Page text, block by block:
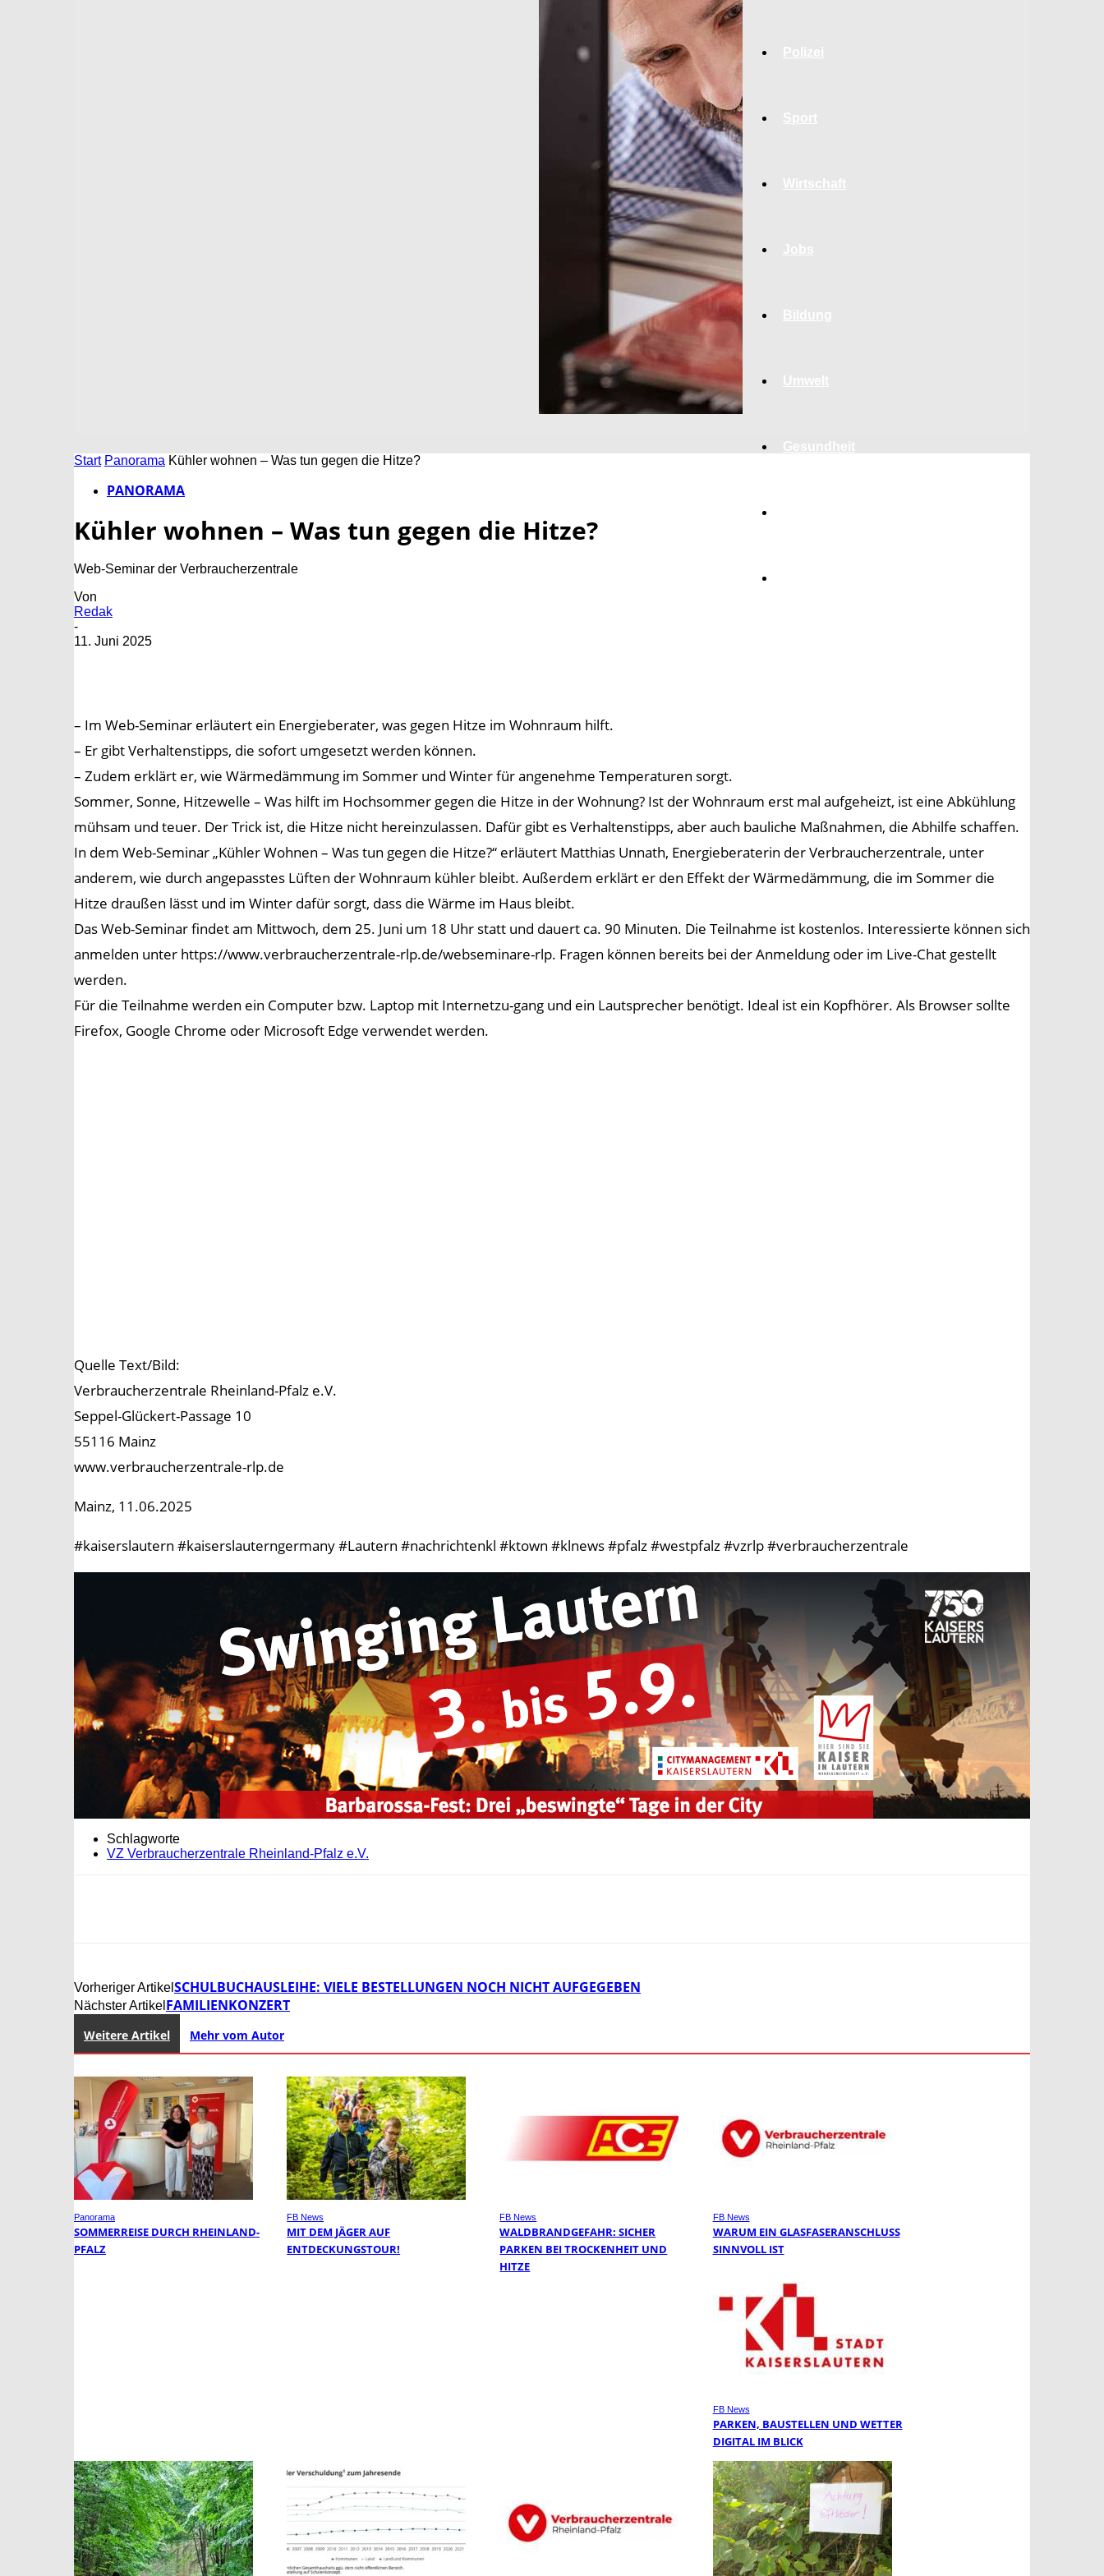
Gesundheit
Start Panorama Kühler wohnen – Was tun gegen die Hitze?
PANORAMA
Kühler wohnen – Was tun gegen die Hitze?
Web-Seminar der Verbraucherzentrale
Von
Redak
-
11. Juni 2025
– Im Web-Seminar erläutert ein Energieberater, was gegen Hitze im Wohnraum hilft.
– Er gibt Verhaltenstipps, die sofort umgesetzt werden können.
– Zudem erklärt er, wie Wärmedämmung im Sommer und Winter für angenehme Temperaturen sorgt.
Sommer, Sonne, Hitzewelle – Was hilft im Hochsommer gegen die Hitze in der Wohnung? Ist der Wohnraum erst mal aufgeheizt, ist eine Abkühlung
mühsam und teuer. Der Trick ist, die Hitze nicht hereinzulassen. Dafür gibt es Verhaltenstipps, aber auch bauliche Maßnahmen, die Abhilfe schaffen.
In dem Web-Seminar „Kühler Wohnen – Was tun gegen die Hitze?“ erläutert Matthias Unnath, Energieberaterin der Verbraucherzentrale, unter
anderem, wie durch angepasstes Lüften der Wohnraum kühler bleibt. Außerdem erklärt er den Effekt der Wärmedämmung, die im Sommer die
Hitze draußen lässt und im Winter dafür sorgt, dass die Wärme im Haus bleibt.
Das Web-Seminar findet am Mittwoch, dem 25. Juni um 18 Uhr statt und dauert ca. 90 Minuten. Die Teilnahme ist kostenlos. Interessierte können sich
anmelden unter https://www.verbraucherzentrale-rlp.de/webseminare-rlp. Fragen können bereits bei der Anmeldung oder im Live-Chat gestellt
werden.
Für die Teilnahme werden ein Computer bzw. Laptop mit Internetzu-gang und ein Lautsprecher benötigt. Ideal ist ein Kopfhörer. Als Browser sollte
Firefox, Google Chrome oder Microsoft Edge verwendet werden.
Quelle Text/Bild:
Verbraucherzentrale Rheinland-Pfalz e.V.
Seppel-Glückert-Passage 10
55116 Mainz
www.verbraucherzentrale-rlp.de
Mainz, 11.06.2025
#kaiserslautern #kaiserslauterngermany #Lautern #nachrichtenkl #ktown #klnews #pfalz #westpfalz #vzrlp #verbraucherzentrale
Schlagworte
VZ Verbraucherzentrale Rheinland-Pfalz e.V.
Vorheriger Artikel SCHULBUCHAUSLEIHE: VIELE BESTELLUNGEN NOCH NICHT AUFGEGEBEN
Nächster Artikel FAMILIENKONZERT
Weitere Artikel Mehr vom Autor
Panorama
SOMMERREISE DURCH RHEINLAND-
PFALZ
FB News
MIT DEM JÄGER AUF
ENTDECKUNGSTOUR!
FB News
WALDBRANDGEFAHR: SICHER
PARKEN BEI TROCKENHEIT UND
HITZE
FB News
WARUM EIN GLASFASERANSCHLUSS
SINNVOLL IST
FB News
PARKEN, BAUSTELLEN UND WETTER
DIGITAL IM BLICK